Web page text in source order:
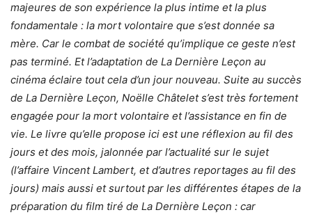
majeures de son expérience la plus intime et la plus
fondamentale : la mort volontaire que s’est donnée sa
mère. Car le combat de société qu’implique ce geste n’est
pas terminé. Et l’adaptation de La Dernière Leçon au
cinéma éclaire tout cela d’un jour nouveau. Suite au succès
de La Dernière Leçon, Noëlle Châtelet s’est très fortement
engagée pour la mort volontaire et l’assistance en fin de
vie. Le livre qu’elle propose ici est une réflexion au fil des
jours et des mois, jalonnée par l’actualité sur le sujet
(l’affaire Vincent Lambert, et d’autres reportages au fil des
jours) mais aussi et surtout par les différentes étapes de la
préparation du film tiré de La Dernière Leçon : car